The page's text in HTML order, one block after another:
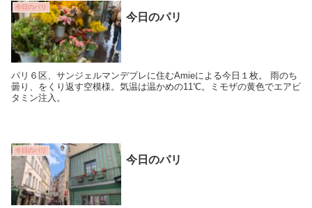
今日のパリ
今日のパリ
パリ６区、サンジェルマンデプレに住むAmieによる今日１枚。 雨のち
曇り、をくり返す空模様。気温は温かめの11℃。ミモザの黄色でエアビ
タミン注入。
今日のパリ
今日のパリ